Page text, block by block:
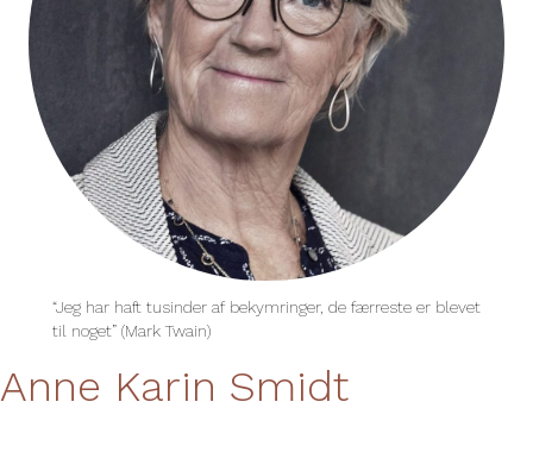
“Jeg har haft tusinder af bekymringer, de færreste er blevet
til noget” (Mark Twain)
Anne Karin Smidt